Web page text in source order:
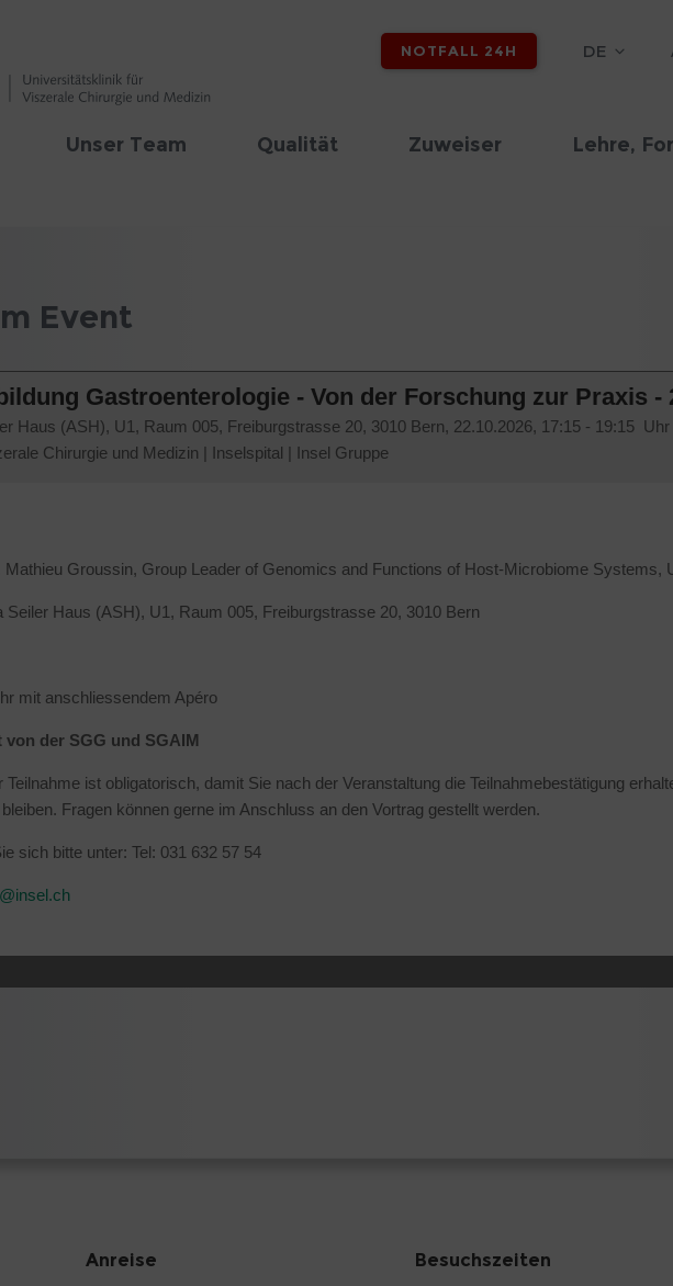
NOTFALL 24H DE
Unser Team Qualität Zuweiser Lehre,
Event
Gastroenterologie - Von der Forschung zur Praxis -
Haus (ASH), U1, Raum 005, Freiburgstrasse 20, 3010 Bern, 22.10.2026, 17:15 - 19:15 Uhr
Chirurgie und Medizin | Inselspital | Insel Gruppe
Mathieu Groussin, Group Leader of Genomics and Functions of Host-Microbiome Systems,
Seiler Haus (ASH), U1, Raum 005, Freiburgstrasse 20, 3010 Bern
mit anschliessendem Apéro
der SGG und SGAIM
Teilnahme ist obligatorisch, damit Sie nach der Veranstaltung die Teilnahmebestätigung
Fragen können gerne im Anschluss an den Vortrag gestellt werden.
sich bitte unter: Tel: 031 632 57 54
insel.ch
Anreise Besuchszeiten